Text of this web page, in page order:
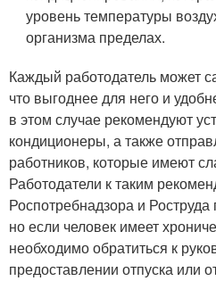
уровень температуры
организма пределах.
Каждый работодатель может
что выгоднее для него и
в этом случае рекомендуют
кондиционеры, а также
работников, которые имеют
Работодатели к таким
Роспотребнадзора и
но если человек имеет
необходимо обратиться к
предоставлении отпуска или